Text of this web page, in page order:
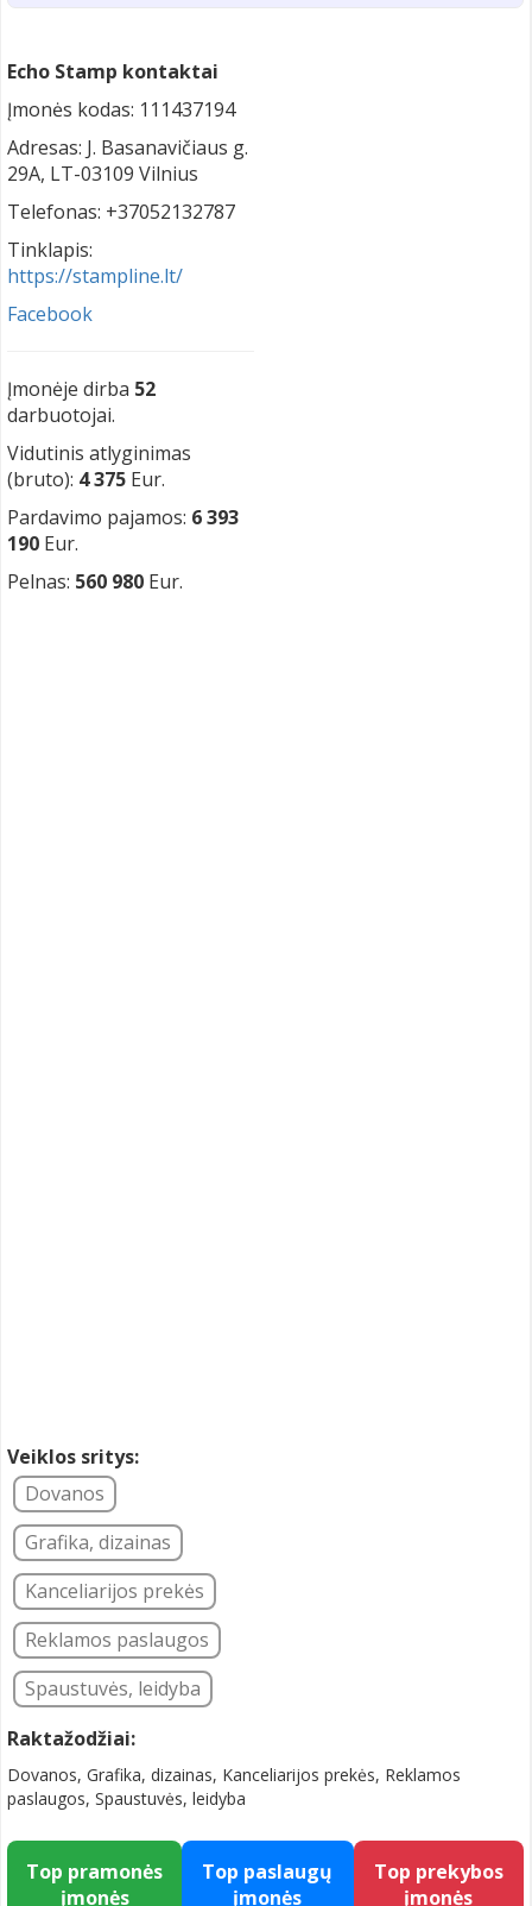
Echo Stamp kontaktai
Įmonės kodas: 111437194
Adresas: J. Basanavičiaus g.
29A, LT-03109 Vilnius
Telefonas: +37052132787
Tinklapis:
https://stampline.lt/
Facebook
Įmonėje dirba 52
darbuotojai.
Vidutinis atlyginimas
(bruto): 4 375 Eur.
Pardavimo pajamos: 6 393
190 Eur.
Pelnas: 560 980 Eur.
Veiklos sritys:
Dovanos
Grafika, dizainas
Kanceliarijos prekės
Reklamos paslaugos
Spaustuvės, leidyba
Raktažodžiai:
Dovanos, Grafika, dizainas, Kanceliarijos prekės, Reklamos
paslaugos, Spaustuvės, leidyba
Top pramonės
įmonės
Top paslaugų
įmonės
Top prekybos
įmonės